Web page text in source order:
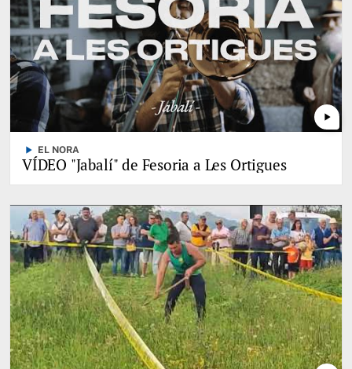
play_arrow
play_arrow EL NORA
VÍDEO "Jabalí" de Fesoria a Les Ortigues